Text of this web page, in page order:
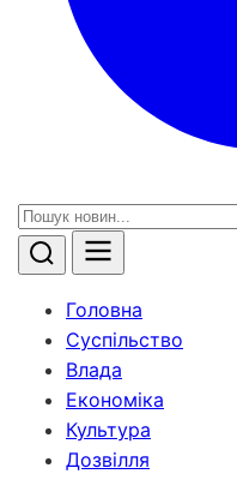
Головна
Суспільство
Влада
Економіка
Культура
Дозвілля